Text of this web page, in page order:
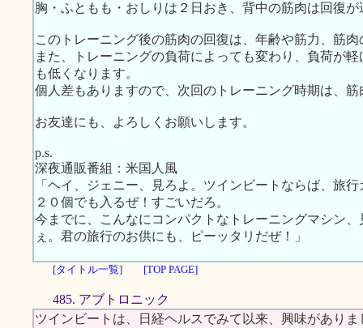
胸・ふともも・おしりは２日おき、背中の筋肉は回復
このトレーニング後の筋肉の回復は、年齢や筋力、筋
また、トレーニングの負荷によっても変わり、負荷が
も低くなります。
個人差もありますので、次回のトレーニング時期は、
お友達にも、よろしくお願いします。
p.s.
深夜通販番組：米国人風
「ヘイ、ジェニー、見ろよ。ツインビートならば、旅
２０個でも入るぜ！すごいだろ。
今までに、こんなにコンパクトなトレーニングマシン
ぇ。君の旅行のお供にも、ピーッタリだぜ！」
[タイトル一覧] [TOP PAGE]
485. アブトロニック
ツインビートは、日経ヘルスでみて以来、興味があり